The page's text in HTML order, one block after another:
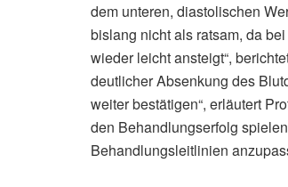
dem unteren, diastolischen
bislang nicht als ratsam, da
wieder leicht ansteigt“,
deutlicher Absenkung des
weiter bestätigen“, erläutert
den Behandlungserfolg
Behandlungsleitlinien